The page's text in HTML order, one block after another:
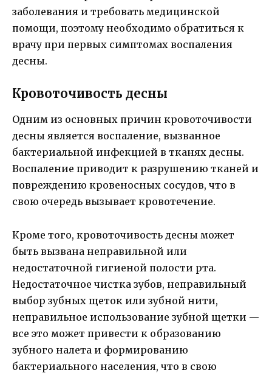
заболевания и требовать медицинской
помощи, поэтому необходимо обратиться к
врачу при первых симптомах воспаления
десны.
Кровоточивость десны
Одним из основных причин кровоточивости
десны является воспаление, вызванное
бактериальной инфекцией в тканях десны.
Воспаление приводит к разрушению тканей и
повреждению кровеносных сосудов, что в
свою очередь вызывает кровотечение.
Кроме того, кровоточивость десны может
быть вызвана неправильной или
недостаточной гигиеной полости рта.
Недостаточное чистка зубов, неправильный
выбор зубных щеток или зубной нити,
неправильное использование зубной щетки —
все это может привести к образованию
зубного налета и формированию
бактериального населения, что в свою